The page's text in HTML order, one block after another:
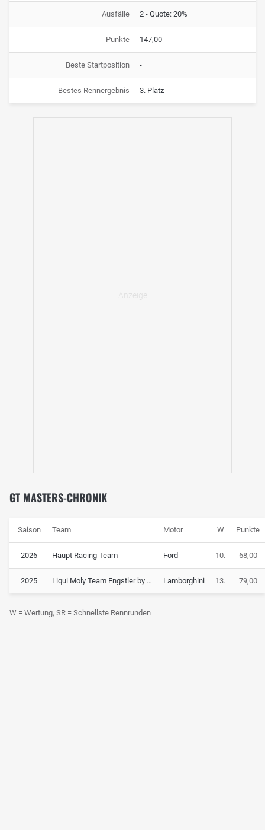
Ausfälle 2 - Quote: 20%
Punkte 147,00
Beste Startposition -
Bestes Rennergebnis 3. Platz
GT MASTERS-CHRONIK
Saison Team Motor W Punkte
2026 Haupt Racing Team Ford 10. 68,00
2025 Liqui Moly Team Engstler by GRT Lamborghini 13. 79,00
W = Wertung, SR = Schnellste Rennrunden